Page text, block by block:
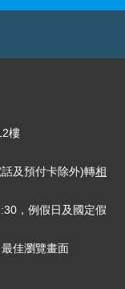
樓
及預付卡除外)轉相
，例假日及國定假
佳瀏覽畫面